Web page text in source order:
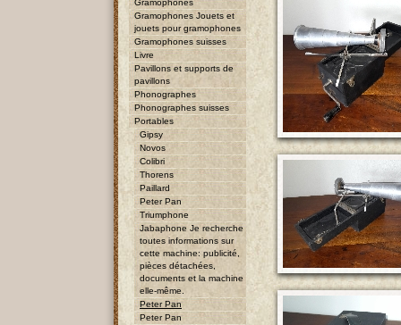
Gramophones
Gramophones Jouets et
jouets pour gramophones
Gramophones suisses
Livre
Pavillons et supports de
pavillons
Phonographes
Phonographes suisses
Portables
Gipsy
Novos
Colibri
Thorens
Paillard
Peter Pan
Triumphone
Jabaphone Je recherche
toutes informations sur
cette machine: publicité,
pièces détachées,
documents et la machine
elle-même.
Peter Pan
Peter Pan